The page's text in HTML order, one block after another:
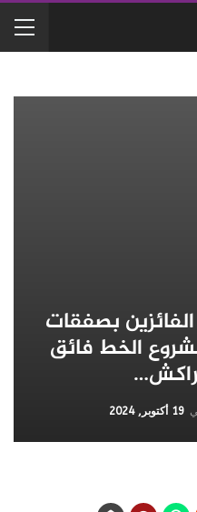
بصفقات
الخط فائق
19 أكتوبر, 2024